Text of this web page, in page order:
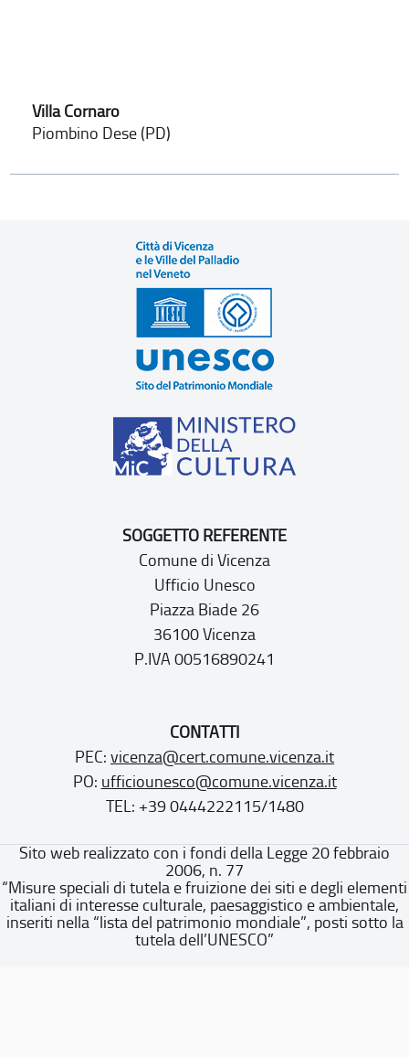
Villa Cornaro
Piombino Dese (PD)
SOGGETTO REFERENTE
Comune di Vicenza
Ufficio Unesco
Piazza Biade 26
36100 Vicenza
P.IVA 00516890241
CONTATTI
PEC: vicenza@cert.comune.vicenza.it
PO: ufficiounesco@comune.vicenza.it
TEL: +39 0444222115/1480
Sito web realizzato con i fondi della Legge 20 febbraio
2006, n. 77
“Misure speciali di tutela e fruizione dei siti e degli elementi
italiani di interesse culturale, paesaggistico e ambientale,
inseriti nella “lista del patrimonio mondiale”, posti sotto la
tutela dell’UNESCO”